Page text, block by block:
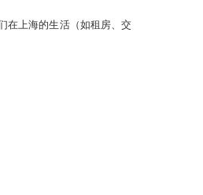
在上海的生活（如租房、交